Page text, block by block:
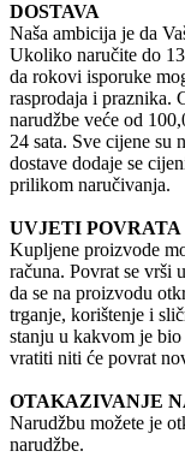
DOSTAVA
Naša ambicija je da
Ukoliko naručite do
da rokovi isporuke
rasprodaja i praznika.
narudžbe veće od
24 sata. Sve cijene su
dostave dodaje se
prilikom naručivanja.
UVJETI POVRATA
Kupljene proizvode
računa. Povrat se vrši
da se na proizvodu
trganje, korištenje i
stanju u kakvom je
vratiti niti će povrat
OTAKAZIVANJE
Narudžbu možete je
narudžbe.